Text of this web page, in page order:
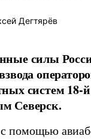
Дегтярёв
силы
систем
Северск.
помощью